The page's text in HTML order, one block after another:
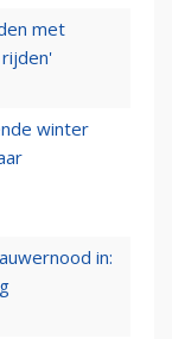
met
winter
in: